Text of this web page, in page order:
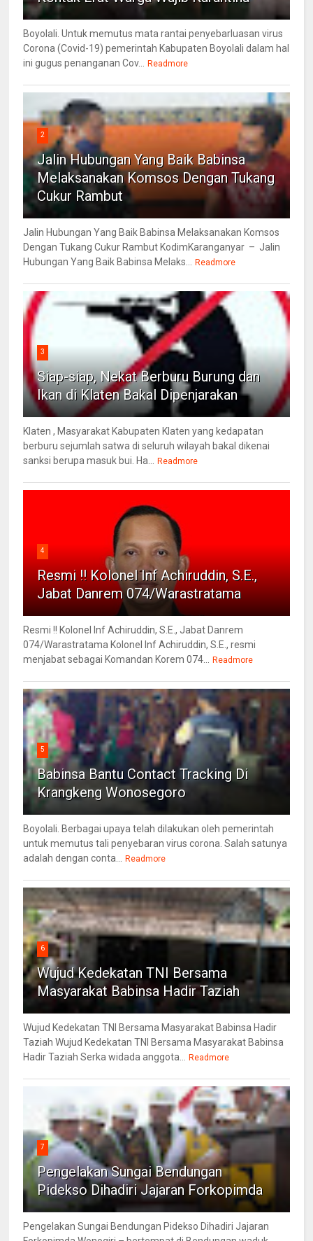
Boyolali. Untuk memutus mata rantai penyebarluasan virus
Corona (Covid-19) pemerintah Kabupaten Boyolali dalam hal
ini gugus penanganan Cov...
Readmore
2
Jalin Hubungan Yang Baik Babinsa
Melaksanakan Komsos Dengan Tukang
Cukur Rambut
Jalin Hubungan Yang Baik Babinsa Melaksanakan Komsos
Dengan Tukang Cukur Rambut KodimKaranganyar – Jalin
Hubungan Yang Baik Babinsa Melaks...
Readmore
3
Siap-siap, Nekat Berburu Burung dan
Ikan di Klaten Bakal Dipenjarakan
Klaten , Masyarakat Kabupaten Klaten yang kedapatan
berburu sejumlah satwa di seluruh wilayah bakal dikenai
sanksi berupa masuk bui. Ha...
Readmore
4
Resmi !! Kolonel Inf Achiruddin, S.E.,
Jabat Danrem 074/Warastratama
Resmi !! Kolonel Inf Achiruddin, S.E., Jabat Danrem
074/Warastratama Kolonel Inf Achiruddin, S.E., resmi
menjabat sebagai Komandan Korem 074...
Readmore
5
Babinsa Bantu Contact Tracking Di
Krangkeng Wonosegoro
Boyolali. Berbagai upaya telah dilakukan oleh pemerintah
untuk memutus tali penyebaran virus corona. Salah satunya
adalah dengan conta...
Readmore
6
Wujud Kedekatan TNI Bersama
Masyarakat Babinsa Hadir Taziah
Wujud Kedekatan TNI Bersama Masyarakat Babinsa Hadir
Taziah Wujud Kedekatan TNI Bersama Masyarakat Babinsa
Hadir Taziah Serka widada anggota...
Readmore
7
Pengelakan Sungai Bendungan
Pidekso Dihadiri Jajaran Forkopimda
Pengelakan Sungai Bendungan Pidekso Dihadiri Jajaran